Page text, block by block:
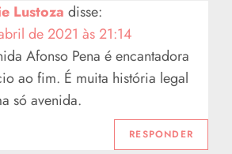
Lustoza disse:
de 2021 às 21:14
Afonso Pena é encantadora
ao fim. É muita história legal
só avenida.
RESPONDER